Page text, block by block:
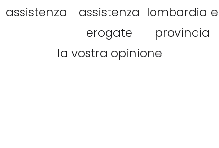
assistenza
assistenza
erogate
lombardia e
provincia
la vostra opinione